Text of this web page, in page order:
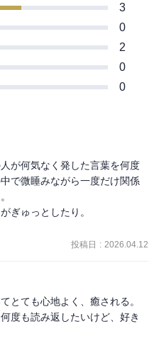
3
0
2
0
0
が何気なく発した言葉を何度
で微睡みながら一度だけ関係
ぎゅっとしたり。
投稿日 : 2026.04.12
とても心地よく、癒される。
度も読み返したいけど、好き